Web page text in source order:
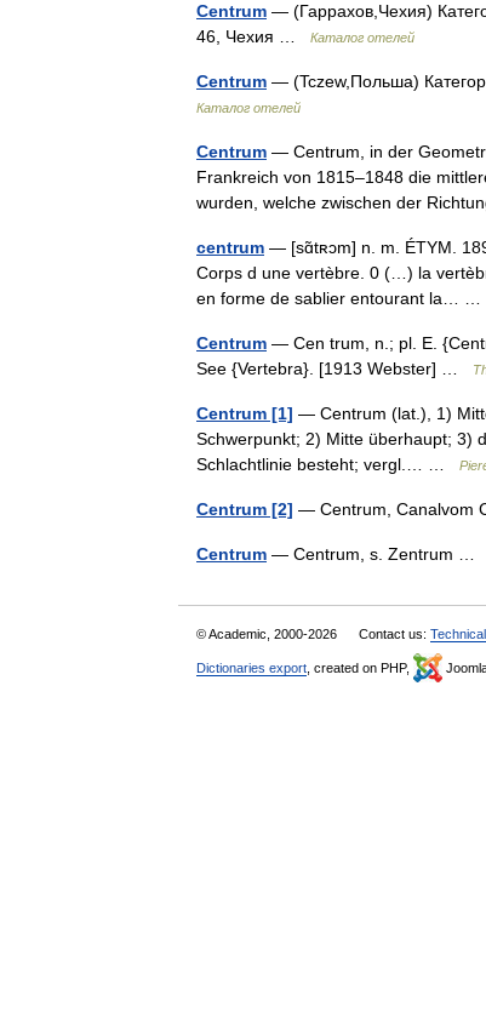
Centrum — (Гаррахов,Чехия)
46, Чехия …
Каталог отелей
Centrum — (Tczew,Польша)
Каталог отелей
Centrum — Centrum, in der
Frankreich von 1815–1848 die
wurden, welche zwischen der
centrum — [sɑ̃tʀɔm] n. m. ÉTYM.
Corps d une vertèbre. 0 (…) la
en forme de sablier entourant la… …
Centrum — Cen trum, n.; pl. E.
See {Vertebra}. [1913 Webster] …
Centrum [1] — Centrum (lat.), 1)
Schwerpunkt; 2) Mitte überhaupt; 3)
Schlachtlinie besteht; vergl.… …
Centrum [2] — Centrum, Canalvom
Centrum — Centrum, s. Zentrum …
© Academic, 2000-2026 Contact us:
Dictionaries export , created on PHP,